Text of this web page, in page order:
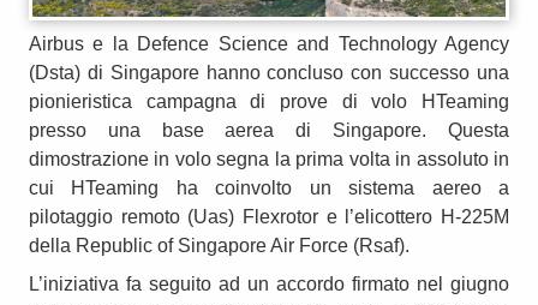
Airbus e la Defence Science and Technology Agency
(Dsta) di Singapore hanno concluso con successo una
pionieristica campagna di prove di volo HTeaming
presso una base aerea di Singapore. Questa
dimostrazione in volo segna la prima volta in assoluto in
cui HTeaming ha coinvolto un sistema aereo a
pilotaggio remoto (Uas) Flexrotor e l’elicottero H-225M
della Republic of Singapore Air Force (Rsaf).
L’iniziativa fa seguito ad un accordo firmato nel giugno